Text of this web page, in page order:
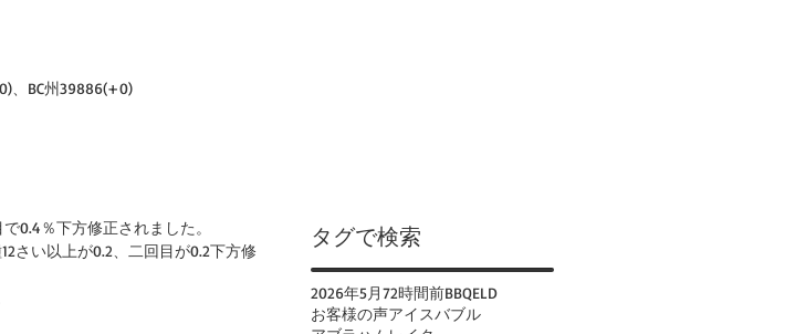
、BC州39886(+0)
0.4％下方修正されました。
さい以上が0.2、二回目が0.2下方修
タグで検索
2026年5月72時間前BBQELD
お客様の声アイスバブル